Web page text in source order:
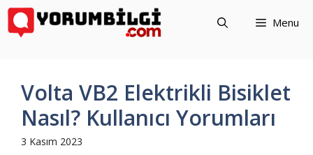
İçeriğe
atla
Menu
Volta VB2 Elektrikli Bisiklet
Nasıl? Kullanıcı Yorumları
3 Kasım 2023